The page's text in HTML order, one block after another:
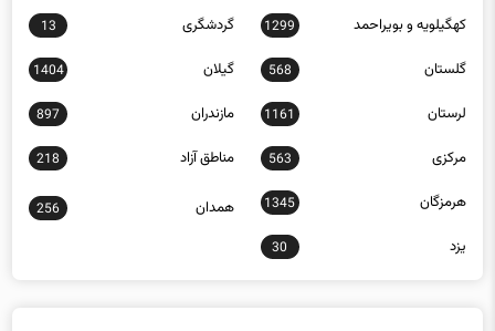
کهگیلویه و بویراحمد 1299 گردشگری 13
گلستان 568 گیلان 1404
لرستان 1161 مازندران 897
مرکزی 563 مناطق آزاد 218
هرمزگان 1345 همدان 256
یزد 30